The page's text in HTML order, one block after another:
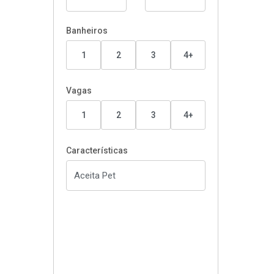
Banheiros
1 2 3 4+
Vagas
1 2 3 4+
Características